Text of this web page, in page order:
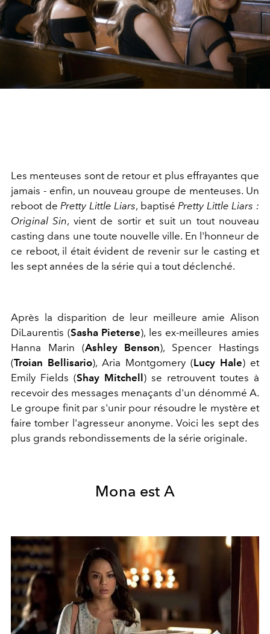
Les menteuses sont de retour et plus effrayantes que
jamais - enfin, un nouveau groupe de menteuses. Un
reboot dePretty Little Liars, baptiséPretty Little Liars :
Original Sin, vient de sortir et suit un tout nouveau
casting dans une toute nouvelle ville. En l'honneur de
ce reboot, il était évident de revenir sur le casting et
les sept années de la série qui a tout déclenché.
Après la disparition de leur meilleure amie Alison
DiLaurentis (Sasha Pieterse), les ex-meilleures amies
Hanna Marin (Ashley Benson), Spencer Hastings
(Troian Bellisario), Aria Montgomery (Lucy Hale) et
Emily Fields (Shay Mitchell ) se retrouvent toutes à
recevoir des messages menaçants d'un dénommé A.
Le groupe finit par s'unir pour résoudre le mystère et
faire tomber l'agresseur anonyme. Voici les sept des
plus grands rebondissements de la série originale.
Mona est A